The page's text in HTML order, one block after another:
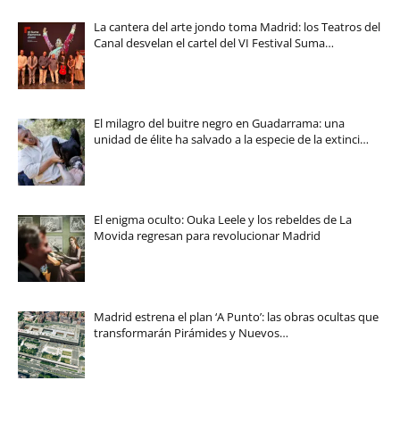
La cantera del arte jondo toma Madrid: los Teatros del
Canal desvelan el cartel del VI Festival Suma…
El milagro del buitre negro en Guadarrama: una
unidad de élite ha salvado a la especie de la extinci…
El enigma oculto: Ouka Leele y los rebeldes de La
Movida regresan para revolucionar Madrid
Madrid estrena el plan ‘A Punto’: las obras ocultas que
transformarán Pirámides y Nuevos…